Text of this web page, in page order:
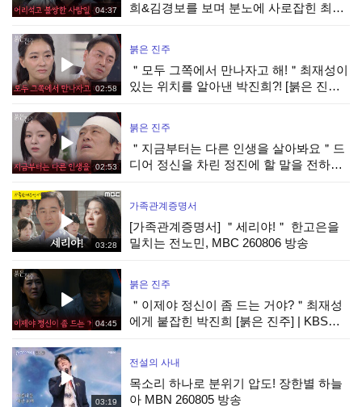
04:37
희&김경보를 보며 분노에 사로잡힌 최재
02:58
붉은 진주
＂모두 그쪽에서 만나자고 해!＂최재성이
있는 위치를 알아낸 박진희?! [붉은 진주] |
02:53
붉은 진주
＂지금부터는 다른 인생을 살아봐요＂드
디어 정신을 차린 정진에 할 말을 전하는
03:28
가족관계증명서
[가족관계증명서] ＂세리야!＂ 한고은을
밀치는 전노민, MBC 260806 방송
04:45
붉은 진주
＂이제야 정신이 좀 드는 거야?＂최재성
에게 붙잡힌 박진희 [붉은 진주] | KBS
03:19
전설의 사내
목소리 하나로 분위기 압도! 장한별 하늘
아 MBN 260805 방송